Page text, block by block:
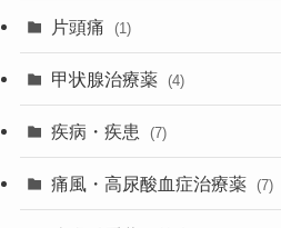
片頭痛 (1)
甲状腺治療薬 (4)
疾病・疾患 (7)
痛風・高尿酸血症治療薬 (7)